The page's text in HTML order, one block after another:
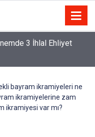
3 İhlal Ehliyet
bayram ikramiyeleri ne
ikramiyelerine zam
ikramiyesi var mı?